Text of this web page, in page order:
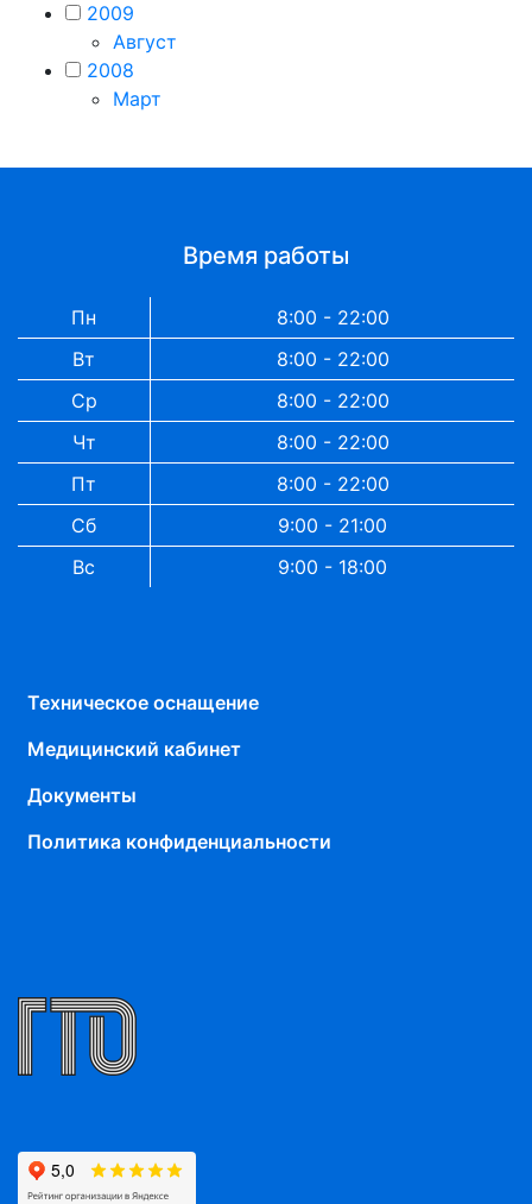
2009
Август
2008
Март
Время работы
Пн
8:00 - 22:00
Вт
8:00 - 22:00
Ср
8:00 - 22:00
Чт
8:00 - 22:00
Пт
8:00 - 22:00
Сб
9:00 - 21:00
Вс
9:00 - 18:00
Техническое оснащение
Медицинский кабинет
Документы
Политика конфиденциальности